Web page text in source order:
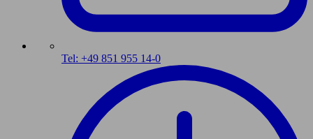
Tel: +49 851 955 14-0